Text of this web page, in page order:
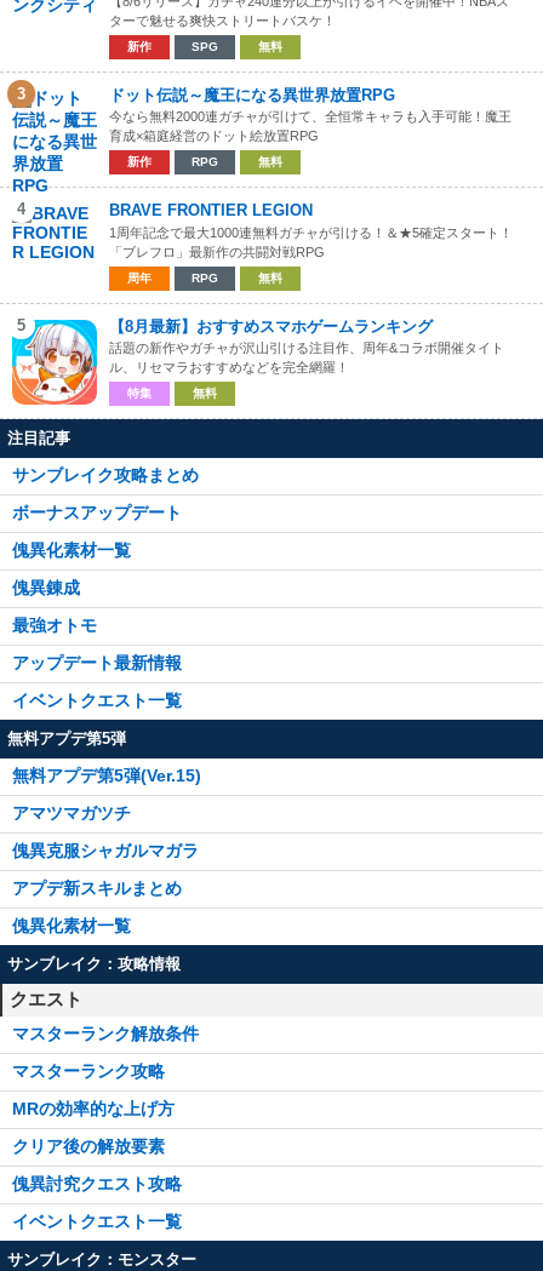
ターで魅せる爽快ストリートバスケ！
新作 SPG 無料
3 ドット伝説～魔王になる異世界放置RPG
今なら無料2000連ガチャが引けて、全恒常キャラも入手可能！魔王
育成×箱庭経営のドット絵放置RPG
新作 RPG 無料
4 BRAVE FRONTIER LEGION
1周年記念で最大1000連無料ガチャが引ける！＆★5確定スタート！
「ブレフロ」最新作の共闘対戦RPG
周年 RPG 無料
5 【8月最新】おすすめスマホゲームランキング
話題の新作やガチャが沢山引ける注目作、周年&コラボ開催タイト
ル、リセマラおすすめなどを完全網羅！
特集 無料
注目記事
サンブレイク攻略まとめ
ボーナスアップデート
傀異化素材一覧
傀異錬成
最強オトモ
アップデート最新情報
イベントクエスト一覧
無料アプデ第5弾
無料アプデ第5弾(Ver.15)
アマツマガツチ
傀異克服シャガルマガラ
アプデ新スキルまとめ
傀異化素材一覧
サンブレイク：攻略情報
クエスト
マスターランク解放条件
マスターランク攻略
MRの効率的な上げ方
クリア後の解放要素
傀異討究クエスト攻略
イベントクエスト一覧
サンブレイク：モンスター